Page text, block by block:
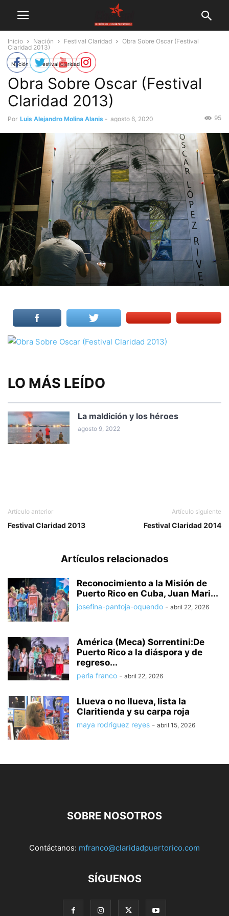
Inicio Nación Festival Claridad
Obra Sobre Oscar (Festival
Claridad 2013)
Nación Festival Claridad
Obra Sobre Oscar (Festival
Claridad 2013)
Por Luis Alejandro Molina Alanis - agosto 6, 2020 95
LO MÁS LEÍDO
La maldición y los héroes
agosto 9, 2022
Artículo anterior
Festival Claridad 2013
Artículo siguiente
Festival Claridad 2014
Artículos relacionados
Reconocimiento a la Misión de
Puerto Rico en Cuba, Juan Mari...
josefina-pantoja-oquendo - abril 22, 2026
América (Meca) Sorrentini:De
Puerto Rico a la diáspora y de
regreso...
perla franco - abril 22, 2026
Llueva o no llueva, lista la
Claritienda y su carpa roja
maya rodriguez reyes - abril 15, 2026
SOBRE NOSOTROS
Contáctanos: mfranco@claridadpuertorico.com
SÍGUENOS